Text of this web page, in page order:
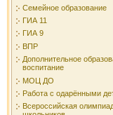
Семейное образование
ГИА 11
ГИА 9
ВПР
Дополнительное
воспитание
МОЦ ДО
Работа с одарёнными
Всероссийская